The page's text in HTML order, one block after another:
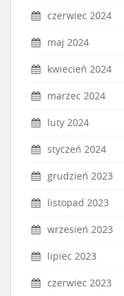
czerwiec 2024
maj 2024
kwiecień 2024
marzec 2024
luty 2024
styczeń 2024
grudzień 2023
listopad 2023
wrzesień 2023
lipiec 2023
czerwiec 2023